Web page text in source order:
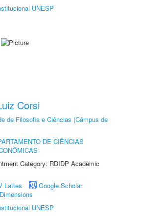
UNESP
Corsi
de Filosofia e Ciências (Câmpus de
DE CIÊNCIAS
Category: RDIDP Academic
Lattes
Google Scholar
Dimensions
UNESP